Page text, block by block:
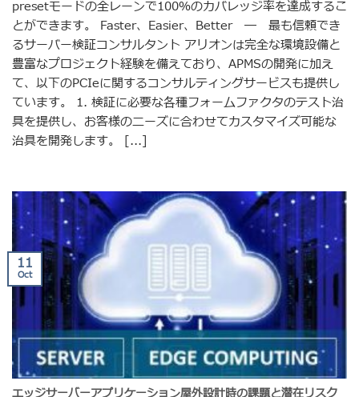
presetモードの全レーンで100％のカバレッジ率を達成するこ
とができます。 Faster、Easier、Better ― 最も信頼でき
るサーバー検証コンサルタント アリオンは完全な環境設備と
豊富なプロジェクト経験を備えており、APMSの開発に加え
て、以下のPCIeに関するコンサルティングサービスも提供し
ています。 1. 検証に必要な各種フォームファクタのテスト治
具を提供し、お客様のニーズに合わせてカスタマイズ可能な
治具を開発します。 [...]
11
Oct